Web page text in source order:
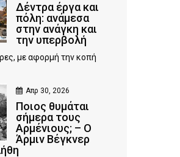
Δέντρα έργα και
πόλη: ανάμεσα
στην ανάγκη και
την υπερβολή
με αφορμή την κοπή
Απρ 30, 2026
Ποιος θυμάται
σήμερα τους
Αρμένιους; – Ο
Άρμιν Βέγκνερ